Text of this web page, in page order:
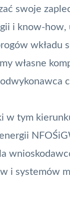
swoje
i know-
wkładu
własne
tym
i systemów